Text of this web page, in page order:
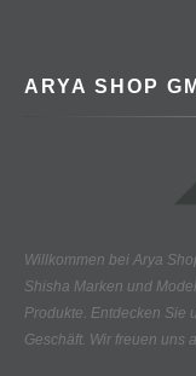
ARYA SHOP
Willkommen bei Arya
Shisha Marken und
Produkte. Entdecken Sie
Geschäft. Wir freuen uns